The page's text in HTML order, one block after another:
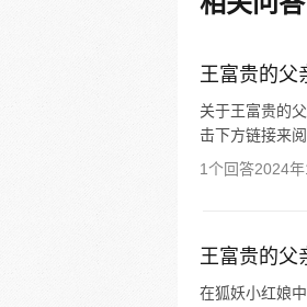
王富贵的父
关于王富贵的
击下方链接来
1个回答2024
王富贵的父
在狐妖小红娘